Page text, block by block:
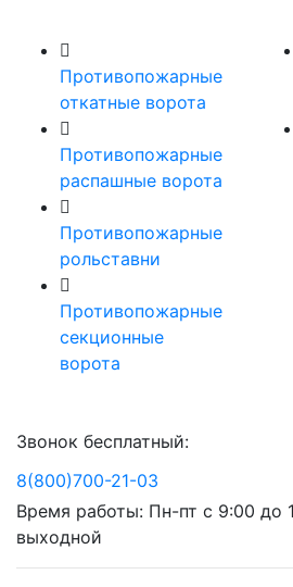
Противопожарные
откатные ворота
Противопожарные
распашные ворота
Противопожарные
рольставни
Противопожарные
секционные
ворота
Звонок бесплатный:
8(800)700-21-03
Время работы: Пн-пт с 9:00 до
выходной